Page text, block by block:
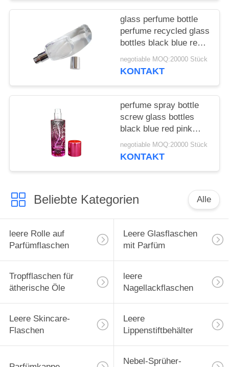
glass perfume bottle
perfume recycled glass
bottles black blue red
pink green cap plastic
and metal
negotiable MOQ:20000 Stück
KONTAKT
perfume spray bottle
screw glass bottles
black blue red pink
green cap plastic and
metal
negotiable MOQ:20000 Stück
KONTAKT
Beliebte Kategorien Alle
leere Rolle auf
Parfümflaschen
Leere Glasflaschen
mit Parfüm
Tropfflaschen für
ätherische Öle
leere
Nagellackflaschen
Leere Skincare-
Flaschen
Leere
Lippenstiftbehälter
Nebel-Sprüher-